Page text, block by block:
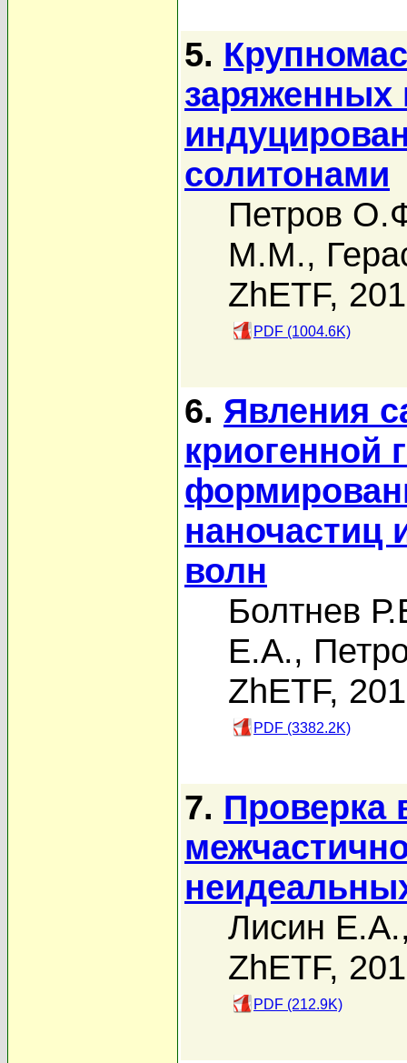
5.
заряженных
солитонами
Петров
М.М.,
ZhETF,
PDF (1004.6K)
6. Явления
криогенной
наночастиц
волн
Болтнев
Е.А.,
ZhETF,
PDF (3382.2K)
7. Проверка
Лисин Е.А.
ZhETF,
PDF (212.9K)